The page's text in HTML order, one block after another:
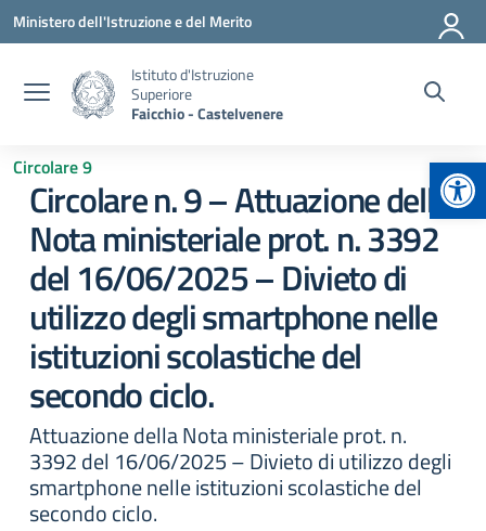
Vai ai contenuti
Vai al menu di navigazione
Vai al footer
Ministero dell'Istruzione e del Merito
Istituto d'Istruzione
Superiore
Faicchio - Castelvenere
Circolare 9
Circolare n. 9 – Attuazione della
Nota ministeriale prot. n. 3392
del 16/06/2025 – Divieto di
utilizzo degli smartphone nelle
istituzioni scolastiche del
secondo ciclo.
Attuazione della Nota ministeriale prot. n.
3392 del 16/06/2025 – Divieto di utilizzo degli
smartphone nelle istituzioni scolastiche del
secondo ciclo.